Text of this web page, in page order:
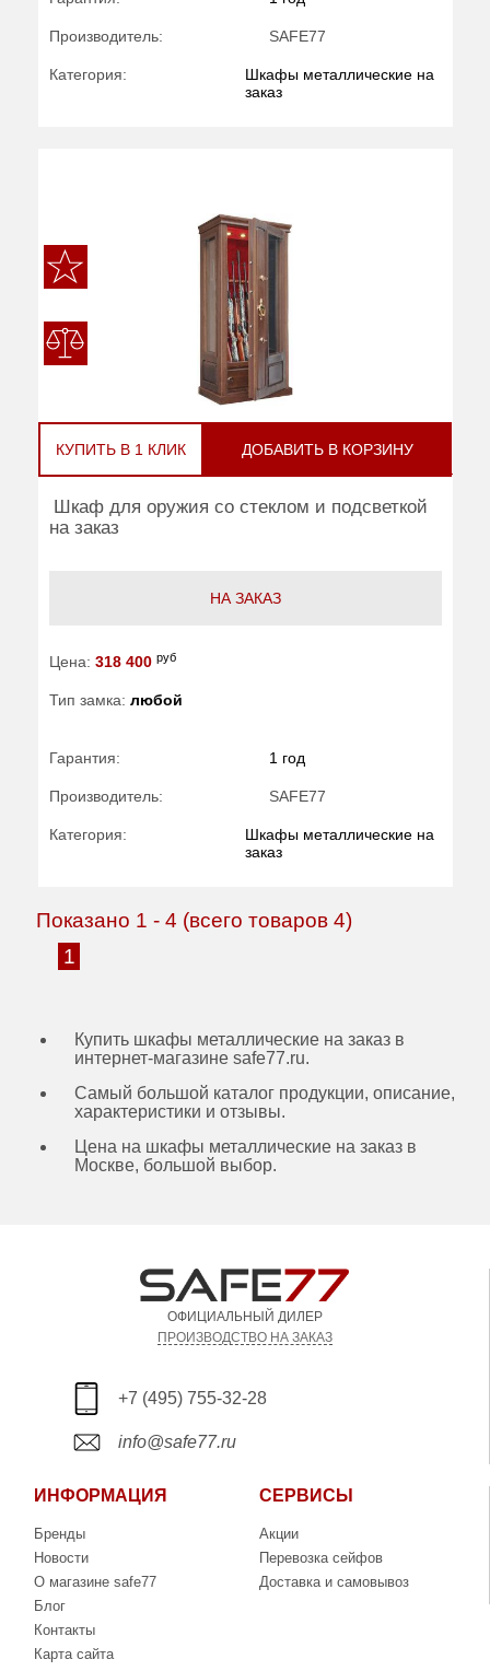
Производитель: SAFE77
Категория:
Шкафы металлические на
заказ
КУПИТЬ В 1 КЛИК ДОБАВИТЬ В КОРЗИНУ
Шкаф для оружия со стеклом и подсветкой
на заказ
НА ЗАКАЗ
Цена: 318 400 руб
Тип замка: любой
Гарантия: 1 год
Производитель: SAFE77
Категория:
Шкафы металлические на
заказ
Показано 1 -4 (всего товаров 4)
1
Купить шкафы металлические на заказ в
интернет-магазине safe77.ru.
Самый большой каталог продукции, описание,
характеристики и отзывы.
Цена на шкафы металлические на заказ в
Москве, большой выбор.
ОФИЦИАЛЬНЫЙ ДИЛЕР
ПРОИЗВОДСТВО НА ЗАКАЗ
+7 (495) 755-32-28
info@safe77.ru
ИНФОРМАЦИЯ
Бренды
Новости
О магазине safe77
Блог
Контакты
Карта сайта
СЕРВИСЫ
Акции
Перевозка сейфов
Доставка и самовывоз